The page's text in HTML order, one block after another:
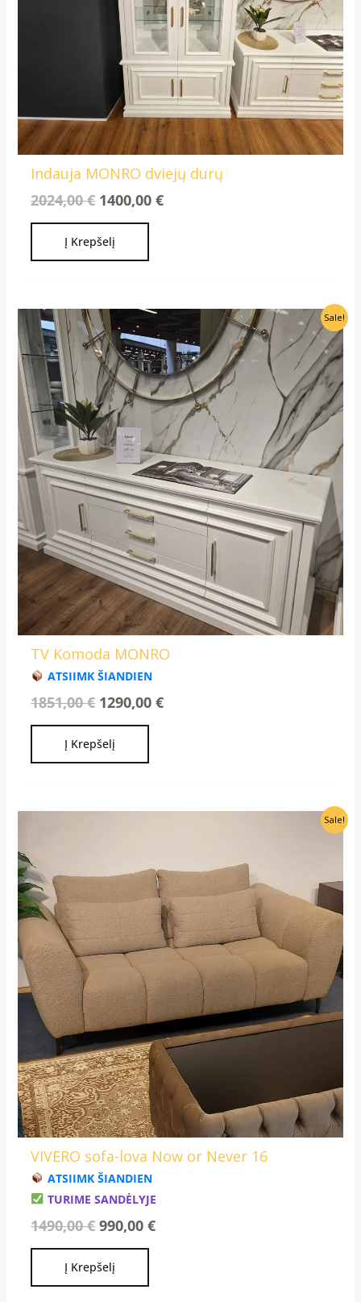
Indauja MONRO dviejų durų
2024,00€ 1400,00€
Į Krepšelį
Sale!
TV Komoda MONRO
ATSIIMK ŠIANDIEN
1851,00€
Original
price
was:
1851,00 €.
1290,00€
Current
price
is:
1290,00 €.
Į Krepšelį
Sale!
VIVERO sofa-lova Now or Never 16
ATSIIMK ŠIANDIEN
TURIME SANDĖLYJE
1490,00€
1490,00 €.
990,00€
990,00 €.
Į Krepšelį